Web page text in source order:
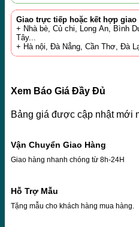
Giao trực tiếp hoặc kết hợp giao
+ Nhà bè, Củ chi, Long An, Bình
Tây...
+ Hà nội, Đà Nẳng, Cần Thơ, Đà
Xem Báo Giá Đầy Đủ
Bảng giá được cập nhật mới
Vận Chuyển Giao Hàng
Giao hàng nhanh chóng từ 8h-24H
Hỗ Trợ Mẫu
Tặng mẫu cho khách hàng mua hàng.